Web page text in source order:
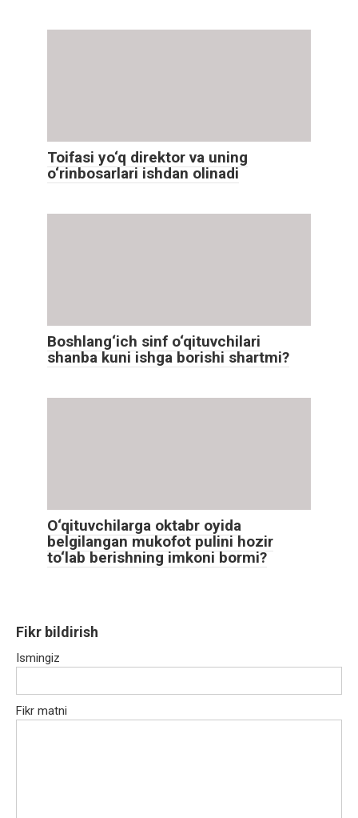
Toifasi yo‘q direktor va uning
o‘rinbosarlari ishdan olinadi
Boshlang‘ich sinf o‘qituvchilari
shanba kuni ishga borishi shartmi?
O‘qituvchilarga oktabr oyida
belgilangan mukofot pulini hozir
to‘lab berishning imkoni bormi?
Fikr bildirish
Ismingiz
Fikr matni